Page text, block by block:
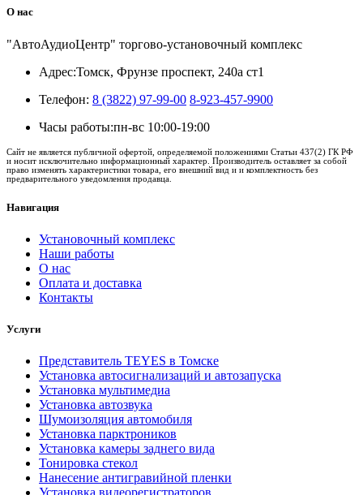
О нас
"АвтоАудиоЦентр" торгово-установочный комплекс
Адрес:Томск, Фрунзе проспект, 240а ст1
Телефон: 8 (3822) 97-99-00 8-923-457-9900
Часы работы:пн-вс 10:00-19:00
Сайт не является публичной офертой, определяемой положениями Статьи 437(2) ГК РФ
и носит исключительно информационный характер. Производитель оставляет за собой
право изменять характеристики товара, его внешний вид и и комплектность без
предварительного уведомления продавца.
Навигация
Установочный комплекс
Наши работы
О нас
Оплата и доставка
Контакты
Услуги
Представитель TEYES в Томске
Установка автосигнализаций и автозапуска
Установка мультимедиа
Установка автозвука
Шумоизоляция автомобиля
Установка парктроников
Установка камеры заднего вида
Тонировка стекол
Нанесение антигравийной пленки